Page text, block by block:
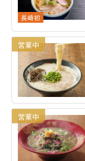
長崎初